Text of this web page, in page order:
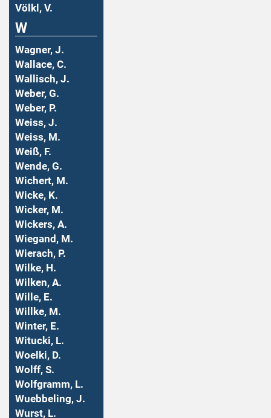
Völkl, V.
W
Wagner, J.
Wallace, C.
Wallisch, J.
Weber, G.
Weber, P.
Weiss, J.
Weiss, M.
Weiß, F.
Wende, G.
Wichert, M.
Wicke, K.
Wicker, M.
Wickers, A.
Wiegand, M.
Wierach, P.
Wilke, H.
Wilken, A.
Wille, E.
Willke, M.
Winter, E.
Witucki, L.
Woelki, D.
Wolff, S.
Wolfgramm, L.
Wuebbeling, J.
Wurst, L.